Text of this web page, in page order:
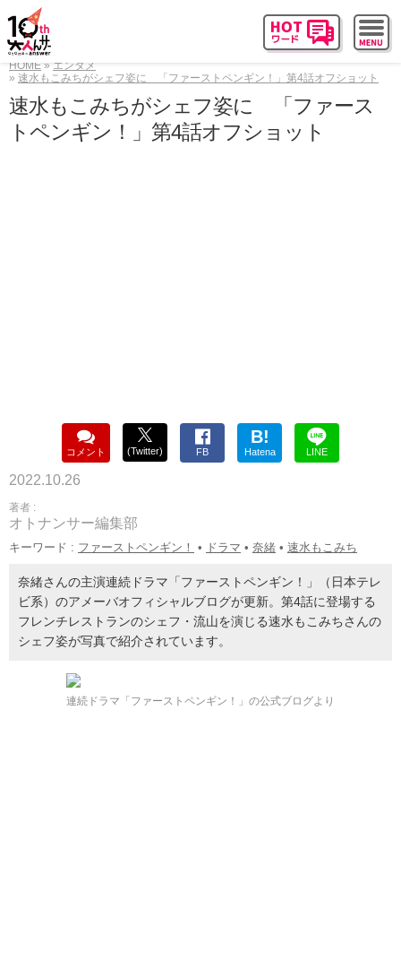
HOME
エンタメ
速水もこみちがシェフ姿に 「ファーストペンギン！」第4話オフショット
速水もこみちがシェフ姿に 「ファース
トペンギン！」第4話オフショット
コメント (Twitter) FB
B!
Hatena LINE
2022.10.26
著者 :
オトナンサー編集部
キーワード : ファーストペンギン！ • ドラマ • 奈緒 • 速水もこみち
奈緒さんの主演連続ドラマ「ファーストペンギン！」（日本テレ
ビ系）のアメーバオフィシャルブログが更新。第4話に登場する
フレンチレストランのシェフ・流山を演じる速水もこみちさんの
シェフ姿が写真で紹介されています。
連続ドラマ「ファーストペンギン！」の公式ブログより